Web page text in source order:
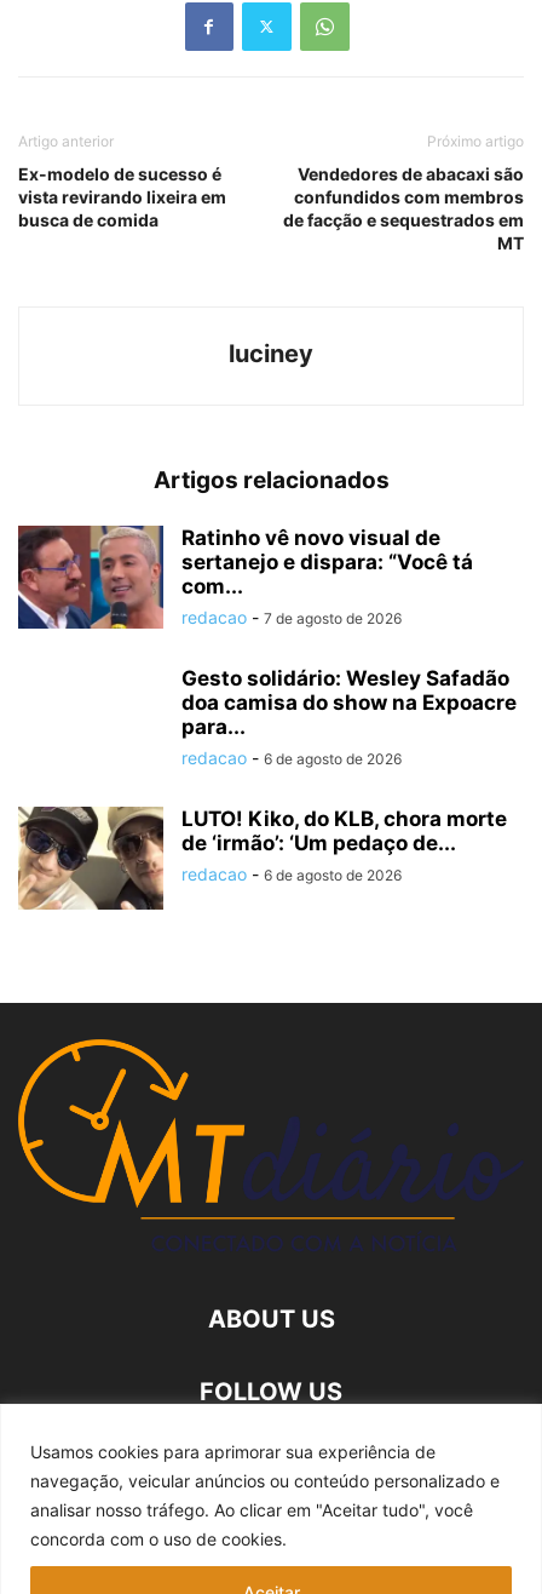
Usamos cookies para aprimorar sua experiência de
navegação, veicular anúncios ou conteúdo personalizado e
analisar nosso tráfego. Ao clicar em "Aceitar tudo", você
concorda com o uso de cookies.
Artigo anterior
Ex-modelo de sucesso é
vista revirando lixeira em
busca de comida
Próximo artigo
Vendedores de abacaxi são
confundidos com membros
de facção e sequestrados em
MT
luciney
Artigos relacionados
Ratinho vê novo visual de
sertanejo e dispara: “Você tá
com...
redacao - 7 de agosto de 2026
Gesto solidário: Wesley Safadão
doa camisa do show na Expoacre
para...
redacao - 6 de agosto de 2026
LUTO! Kiko, do KLB, chora morte
de ‘irmão’: ‘Um pedaço de...
redacao - 6 de agosto de 2026
ABOUT US
FOLLOW US
Quem somos Expediente Fale Conosco